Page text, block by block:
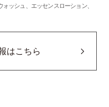
ッシュ、エッセンスローション、
はこちら